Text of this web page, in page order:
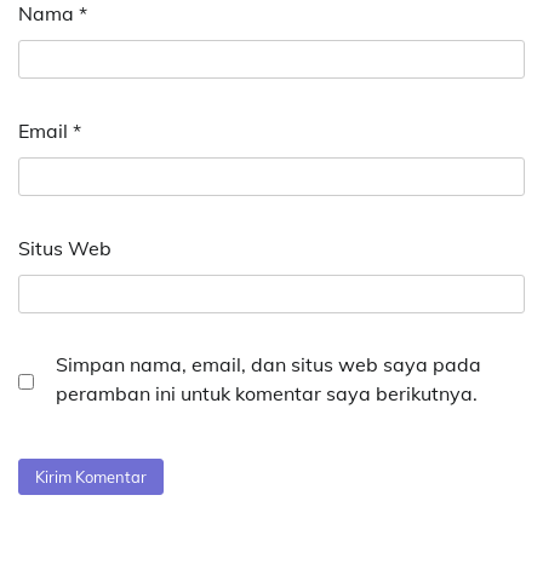
Nama *
Email *
Situs Web
Simpan nama, email, dan situs web saya pada
peramban ini untuk komentar saya berikutnya.